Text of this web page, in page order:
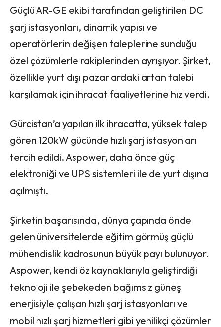
Güçlü AR-GE ekibi tarafından geliştirilen DC
şarj istasyonları, dinamik yapısı ve
operatörlerin değişen taleplerine sunduğu
özel çözümlerle rakiplerinden ayrışıyor. Şirket,
özellikle yurt dışı pazarlardaki artan talebi
karşılamak için ihracat faaliyetlerine hız verdi.
Gürcistan’a yapılan ilk ihracatta, yüksek talep
gören 120kW gücünde hızlı şarj istasyonları
tercih edildi. Aspower, daha önce güç
elektroniği ve UPS sistemleri ile de yurt dışına
açılmıştı.
Şirketin başarısında, dünya çapında önde
gelen üniversitelerde eğitim görmüş güçlü
mühendislik kadrosunun büyük payı bulunuyor.
Aspower, kendi öz kaynaklarıyla geliştirdiği
teknoloji ile şebekeden bağımsız güneş
enerjisiyle çalışan hızlı şarj istasyonları ve
mobil hızlı şarj hizmetleri gibi yenilikçi çözümler